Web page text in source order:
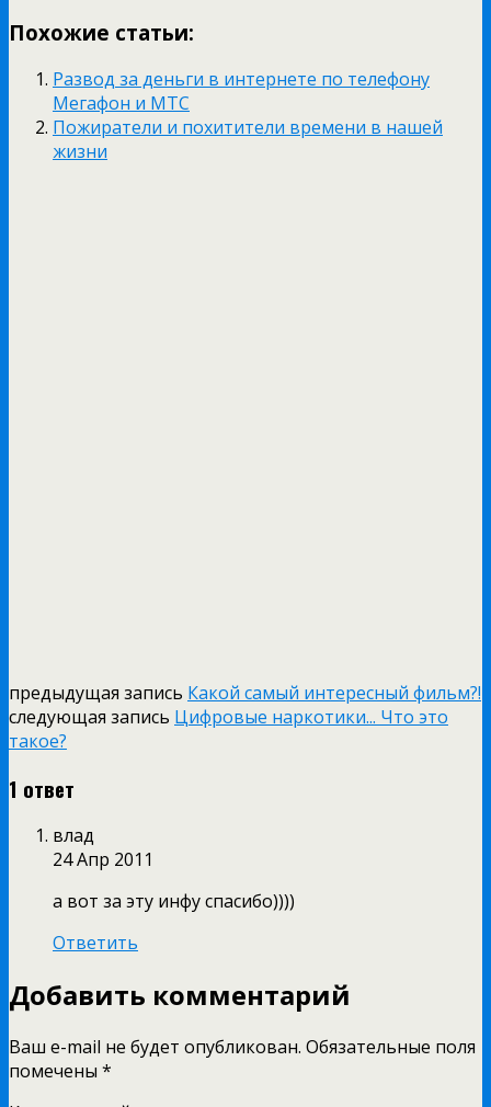
Похожие статьи:
Развод за деньги в интернете по телефону
Мегафон и МТС
Пожиратели и похитители времени в нашей
жизни
предыдущая запись Какой самый интересный фильм?!
следующая запись Цифровые наркотики... Что это
такое?
1 ответ
влад
24 Апр 2011
а вот за эту инфу спасибо))))
Ответить
Добавить комментарий
Ваш e-mail не будет опубликован. Обязательные поля
помечены *